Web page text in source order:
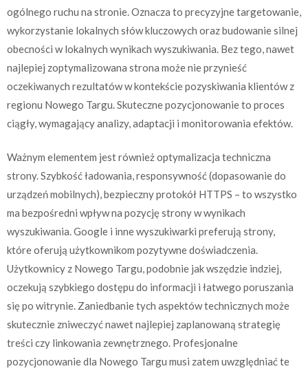
ogólnego ruchu na stronie. Oznacza to precyzyjne targetowanie,
wykorzystanie lokalnych słów kluczowych oraz budowanie silnej
obecności w lokalnych wynikach wyszukiwania. Bez tego, nawet
najlepiej zoptymalizowana strona może nie przynieść
oczekiwanych rezultatów w kontekście pozyskiwania klientów z
regionu Nowego Targu. Skuteczne pozycjonowanie to proces
ciągły, wymagający analizy, adaptacji i monitorowania efektów.
Ważnym elementem jest również optymalizacja techniczna
strony. Szybkość ładowania, responsywność (dopasowanie do
urządzeń mobilnych), bezpieczny protokół HTTPS – to wszystko
ma bezpośredni wpływ na pozycję strony w wynikach
wyszukiwania. Google i inne wyszukiwarki preferują strony,
które oferują użytkownikom pozytywne doświadczenia.
Użytkownicy z Nowego Targu, podobnie jak wszędzie indziej,
oczekują szybkiego dostępu do informacji i łatwego poruszania
się po witrynie. Zaniedbanie tych aspektów technicznych może
skutecznie zniweczyć nawet najlepiej zaplanowaną strategię
treści czy linkowania zewnętrznego. Profesjonalne
pozycjonowanie dla Nowego Targu musi zatem uwzględniać te